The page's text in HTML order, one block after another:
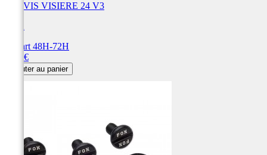
KIT VIS VISIERE 24 V3
Départ 48H-72H
9,99 €
Ajouter au panier